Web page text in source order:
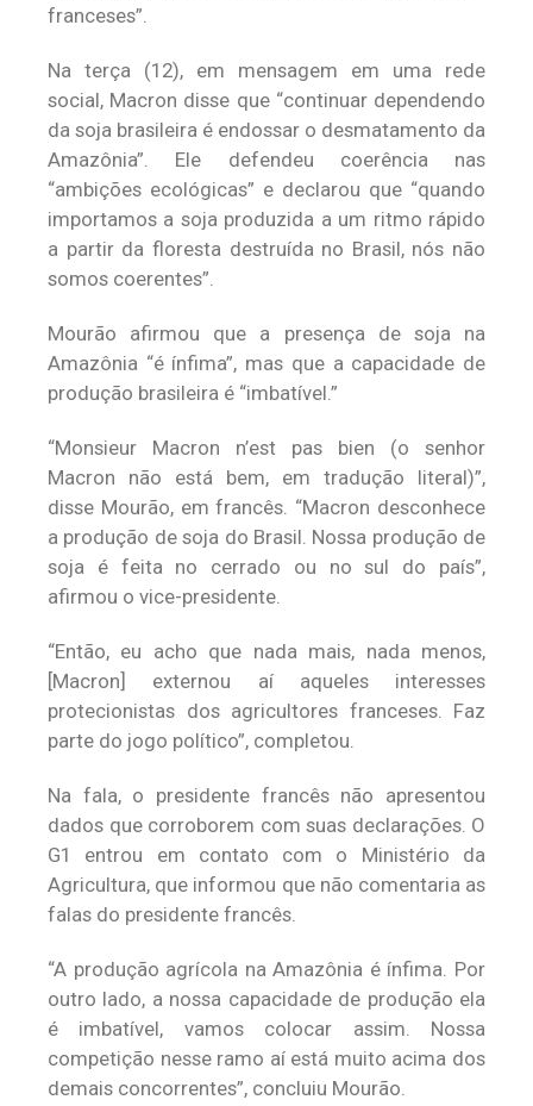
franceses”.
Na terça (12), em mensagem em uma rede
social, Macron disse que “continuar dependendo
da soja brasileira é endossar o desmatamento da
Amazônia”. Ele defendeu coerência nas
“ambições ecológicas” e declarou que “quando
importamos a soja produzida a um ritmo rápido
a partir da floresta destruída no Brasil, nós não
somos coerentes”.
Mourão afirmou que a presença de soja na
Amazônia “é ínfima”, mas que a capacidade de
produção brasileira é “imbatível.”
“Monsieur Macron n’est pas bien (o senhor
Macron não está bem, em tradução literal)”,
disse Mourão, em francês. “Macron desconhece
a produção de soja do Brasil. Nossa produção de
soja é feita no cerrado ou no sul do país”,
afirmou o vice-presidente.
“Então, eu acho que nada mais, nada menos,
[Macron] externou aí aqueles interesses
protecionistas dos agricultores franceses. Faz
parte do jogo político”, completou.
Na fala, o presidente francês não apresentou
dados que corroborem com suas declarações. O
G1 entrou em contato com o Ministério da
Agricultura, que informou que não comentaria as
falas do presidente francês.
“A produção agrícola na Amazônia é ínfima. Por
outro lado, a nossa capacidade de produção ela
é imbatível, vamos colocar assim. Nossa
competição nesse ramo aí está muito acima dos
demais concorrentes”, concluiu Mourão.